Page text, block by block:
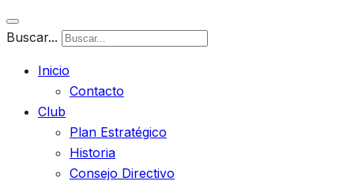
Buscar...
Inicio
Contacto
Club
Plan Estratégico
Historia
Consejo Directivo